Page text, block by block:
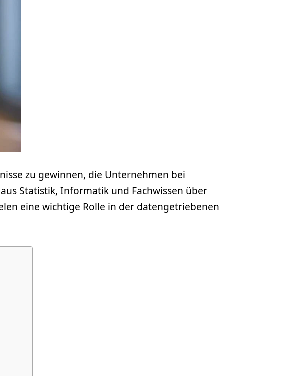
zu gewinnen, die Unternehmen bei
Statistik, Informatik und Fachwissen über
eine wichtige Rolle in der datengetriebenen